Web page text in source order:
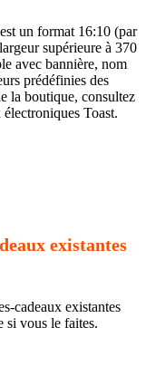
un format 16:10 (par
supérieure à 370
avec bannière, nom
prédéfinies des
la boutique, consultez
électroniques Toast.
existantes
cadeaux existantes
si vous le faites.